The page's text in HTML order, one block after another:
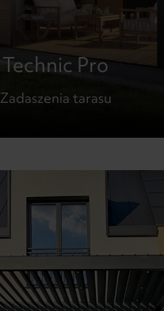
Technic Pro
Zadaszenia tarasu